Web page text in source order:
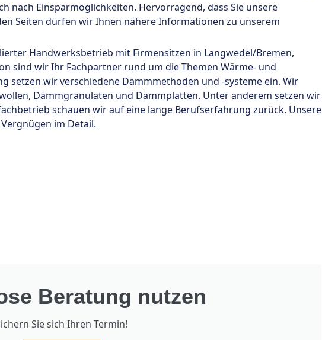
nach Einsparmöglichkeiten. Hervorragend, dass Sie unsere
Seiten dürfen wir Ihnen nähere Informationen zu unserem
Handwerksbetrieb mit Firmensitzen in Langwedel/Bremen,
sind wir Ihr Fachpartner rund um die Themen Wärme- und
setzen wir verschiedene Dämmmethoden und -systeme ein. Wir
Dämmgranulaten und Dämmplatten. Unter anderem setzen wir
schauen wir auf eine lange Berufserfahrung zurück. Unsere
im Detail.
Beratung nutzen
Sie sich Ihren Termin!